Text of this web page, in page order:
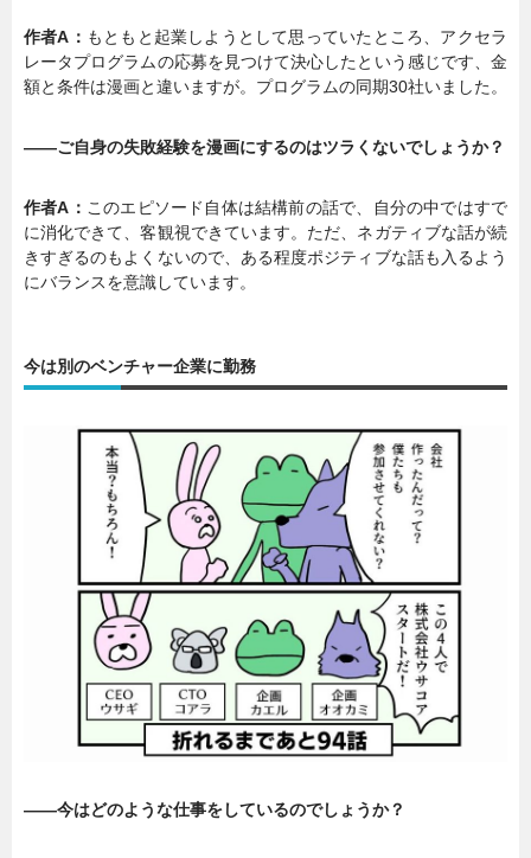
作者A： もともと起業しようとして思っていたところ、アクセラ
レータプログラムの応募を見つけて決心したという感じです、金
額と条件は漫画と違いますが。プログラムの同期30社いました。
――ご自身の失敗経験を漫画にするのはツラくないでしょうか？
作者A： このエピソード自体は結構前の話で、自分の中ではすで
に消化できて、客観視できています。ただ、ネガティブな話が続
きすぎるのもよくないので、ある程度ポジティブな話も入るよう
にバランスを意識しています。
今は別のベンチャー企業に勤務
――今はどのような仕事をしているのでしょうか？